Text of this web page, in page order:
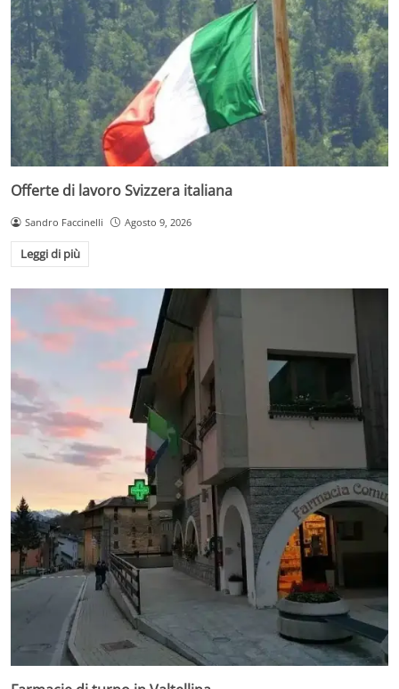
Offerte di lavoro Svizzera italiana
Sandro Faccinelli Agosto 9, 2026
Leggi di più